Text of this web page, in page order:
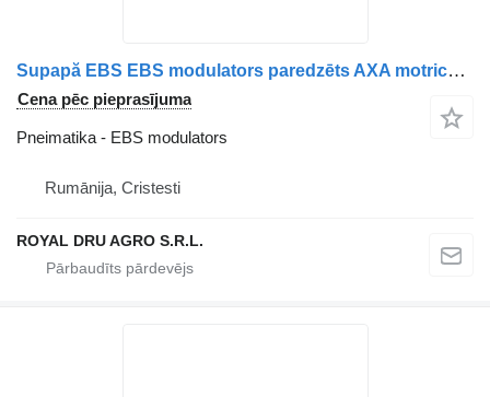
Supapă EBS EBS modulators paredzēts AXA motrică Volvo 21114976 22225554 kravas automašīnas
Cena pēc pieprasījuma
Pneimatika - EBS modulators
Rumānija, Cristesti
ROYAL DRU AGRO S.R.L.